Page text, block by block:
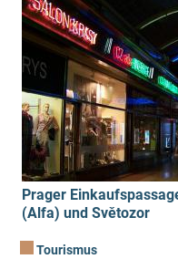
Prager
(Alfa) und Světozor
Tourismus
Gesellschaft